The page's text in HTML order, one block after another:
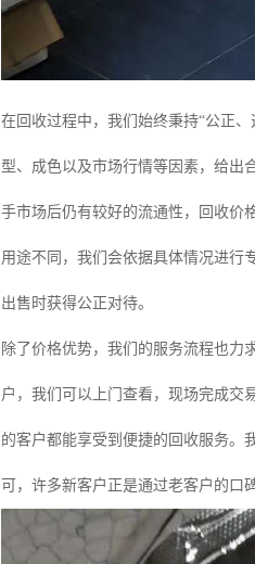
在回收过程中，我们始终秉持“公正
型、成色以及市场行情等因素，给出
手市场后仍有较好的流通性，回收价
用途不同，我们会依据具体情况进行
出售时获得公正对待。
除了价格优势，我们的服务流程也力
户，我们可以上门查看，现场完成交
的客户都能享受到便捷的回收服务。
可，许多新客户正是通过老客户的口